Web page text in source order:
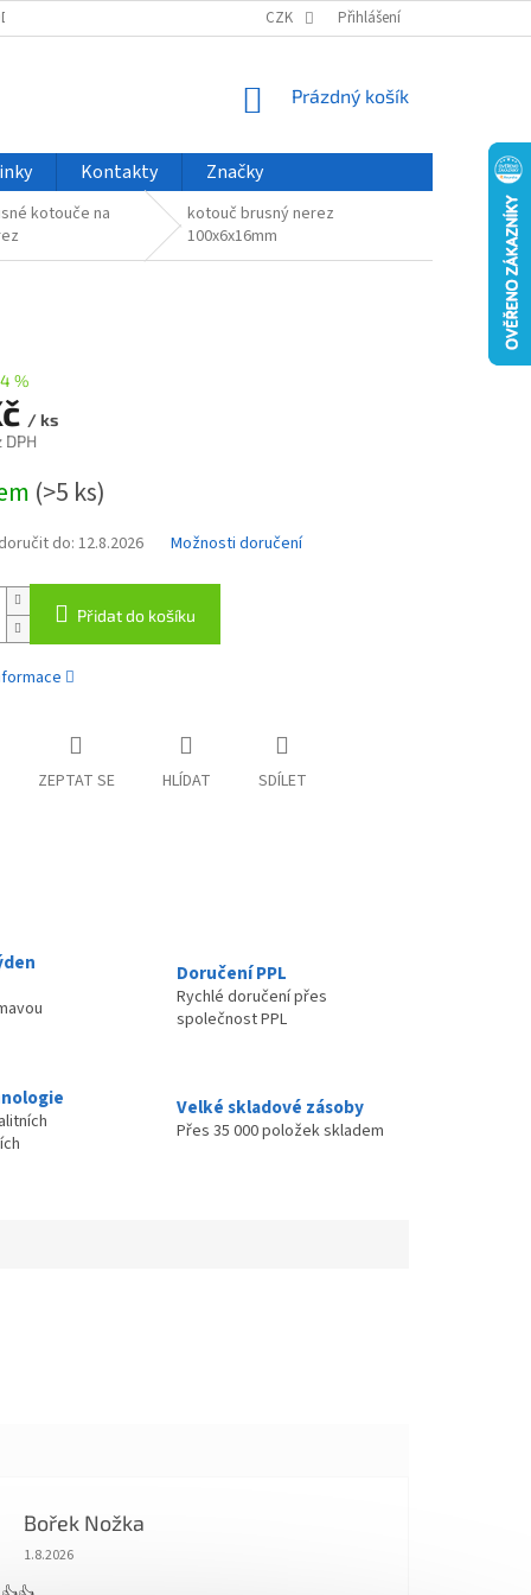
VELKOOBCHOD ČASTO KLADENÉ DOTAZY
CZK Přihlášení
NÁKUPNÍ
Prázdný košík
Kontakty Značky
kotouče na
kotouč brusný nerez
100x6x16mm
%
/ ks
DPH
(>5 ks)
do: 12.8.2026 Možnosti doručení
Přidat do košíku
ZEPTAT SE HLÍDAT SDÍLET
Doručení PPL
Rychlé doručení přes
společnost PPL
Velké skladové zásoby
Přes 35 000 položek skladem
Bořek Nožka
Hodnocení obchodu je 5 z 5 hvězdiček.
1.8.2026